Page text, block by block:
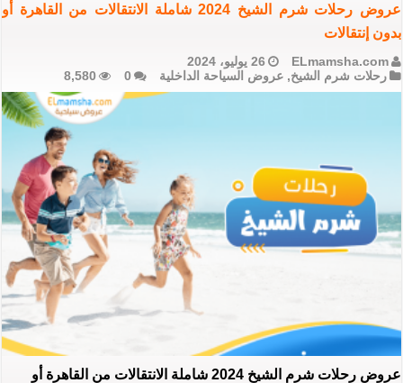
عروض رحلات شرم الشيخ 2024 شاملة الانتقالات من القاهرة أو
بدون إنتقالات
ELmamsha.com
26 يوليو، 2024
رحلات شرم الشيخ,عروض السياحة الداخلية 0
8,580
عروض رحلات شرم الشيخ 2024 شاملة الانتقالات من القاهرة أو